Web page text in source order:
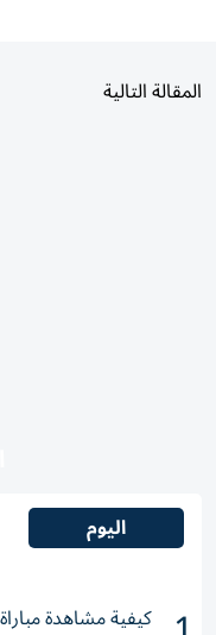
المقالة التالية
اليوم
كيفية مشاهدة